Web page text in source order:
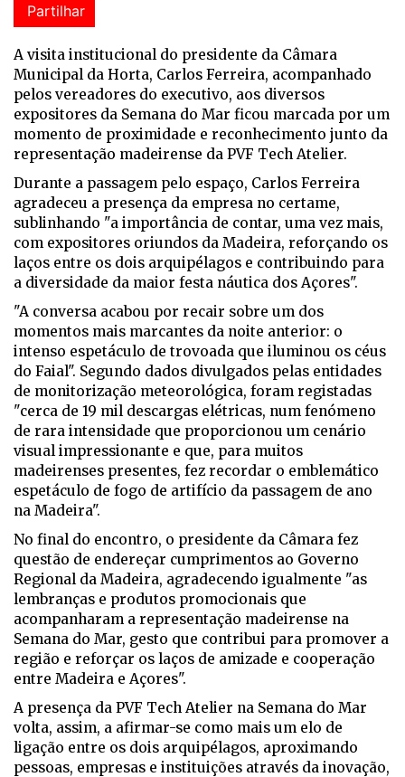
Partilhar
A visita institucional do presidente da Câmara
Municipal da Horta, Carlos Ferreira, acompanhado
pelos vereadores do executivo, aos diversos
expositores da Semana do Mar ficou marcada por um
momento de proximidade e reconhecimento junto da
representação madeirense da PVF Tech Atelier.
Durante a passagem pelo espaço, Carlos Ferreira
agradeceu a presença da empresa no certame,
sublinhando "a importância de contar, uma vez mais,
com expositores oriundos da Madeira, reforçando os
laços entre os dois arquipélagos e contribuindo para
a diversidade da maior festa náutica dos Açores".
"A conversa acabou por recair sobre um dos
momentos mais marcantes da noite anterior: o
intenso espetáculo de trovoada que iluminou os céus
do Faial". Segundo dados divulgados pelas entidades
de monitorização meteorológica, foram registadas
"cerca de 19 mil descargas elétricas, num fenómeno
de rara intensidade que proporcionou um cenário
visual impressionante e que, para muitos
madeirenses presentes, fez recordar o emblemático
espetáculo de fogo de artifício da passagem de ano
na Madeira".
No final do encontro, o presidente da Câmara fez
questão de endereçar cumprimentos ao Governo
Regional da Madeira, agradecendo igualmente "as
lembranças e produtos promocionais que
acompanharam a representação madeirense na
Semana do Mar, gesto que contribui para promover a
região e reforçar os laços de amizade e cooperação
entre Madeira e Açores".
A presença da PVF Tech Atelier na Semana do Mar
volta, assim, a afirmar-se como mais um elo de
ligação entre os dois arquipélagos, aproximando
pessoas, empresas e instituições através da inovação,